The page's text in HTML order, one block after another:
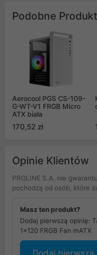
Podobne
Aerocool PGS CS-109-
G-WT-V1 FRGB Micro
ATX biała
170,52 zł
Opinie Klientów
PROLINE S.A. nie
pochodzą od osób, które
Masz ten produkt?
Dodaj pierwszą opinię:
1x120 FRGB Fan mATX